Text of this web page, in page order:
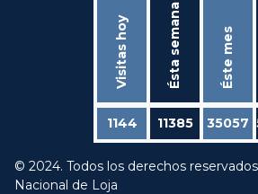
Visitas hoy Ésta semana Éste mes
1144 11385 35057
© 2024. Todos los derechos
Nacional de Loja